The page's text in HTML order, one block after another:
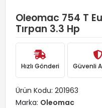
Oleomac 754 T
Tırpan 3.3 Hp
Hızlı Gönderi Güvenli
Ürün Kodu: 201963
Marka: Oleomac